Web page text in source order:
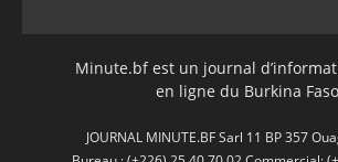
Minute.bf est un journal
en ligne du Burkina Faso
JOURNAL MINUTE.BF Sarl 11 BP 357